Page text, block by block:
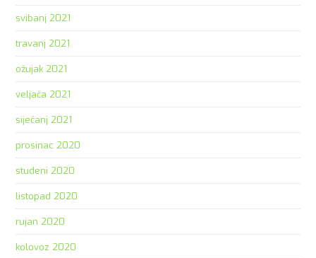
svibanj 2021
travanj 2021
ožujak 2021
veljača 2021
siječanj 2021
prosinac 2020
studeni 2020
listopad 2020
rujan 2020
kolovoz 2020